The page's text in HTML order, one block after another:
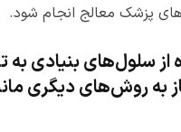
پزشک معالج انجام شود.
از سلول‌های بنیادی به
به روش‌های دیگری